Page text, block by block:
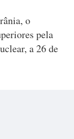
o
pela
a 26 de